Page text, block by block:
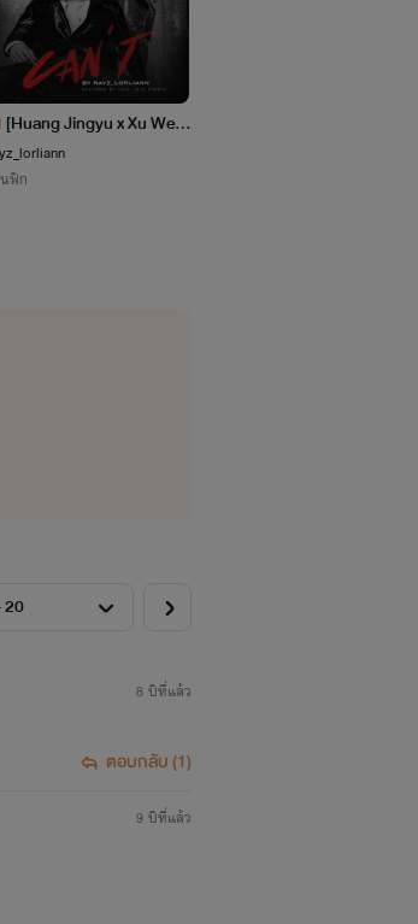
[Huang Jingyu x Xu Weiz
hou] CAN'T (จบแล้ว)
ฟิก
8 ปีที่แล้ว
ตอบกลับ (1)
9 ปีที่แล้ว